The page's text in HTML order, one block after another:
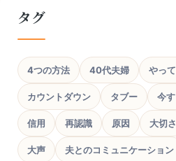
タグ
4つの方法 40代夫婦 やっ
カウントダウン タブー 今
信用 再認識 原因 大切さ
大声 夫とのコミュニケーション